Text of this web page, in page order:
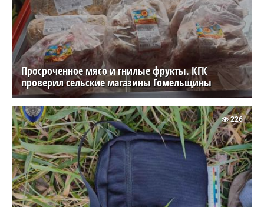
Просроченное мясо и гнилые фрукты. КГК
проверил сельские магазины Гомельщины
226